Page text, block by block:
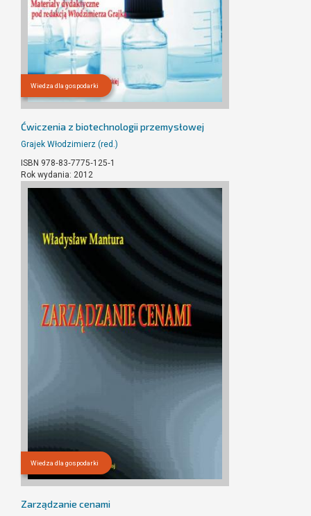
Wiedza dla gospodarki
Ćwiczenia z biotechnologii przemysłowej
Grajek Włodzimierz (red.)
ISBN 978‐83‐7775‐125‐1
Rok wydania: 2012
Wiedza dla gospodarki
Zarządzanie cenami